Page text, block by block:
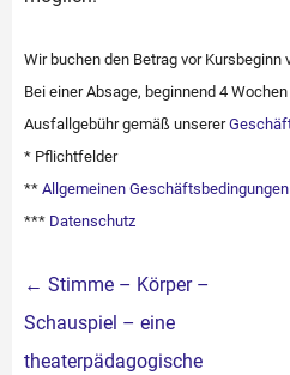
Wir buchen den Betrag vor Kursbeginn
Bei einer Absage, beginnend 4
Ausfallgebühr gemäß unserer
* Pflichtfelder
** Allgemeinen Geschäftsbedingungen
*** Datenschutz
Beitragsnavigation
← Stimme – Körper –
Schauspiel – eine
theaterpädagogische